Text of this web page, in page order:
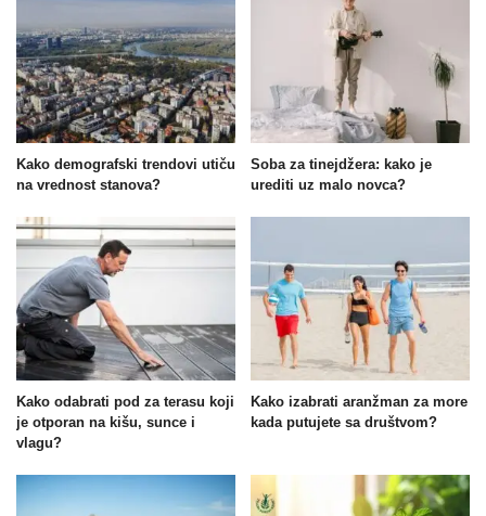
Kako demografski trendovi utiču
na vrednost stanova?
Soba za tinejdžera: kako je
urediti uz malo novca?
Kako odabrati pod za terasu koji
je otporan na kišu, sunce i
vlagu?
Kako izabrati aranžman za more
kada putujete sa društvom?